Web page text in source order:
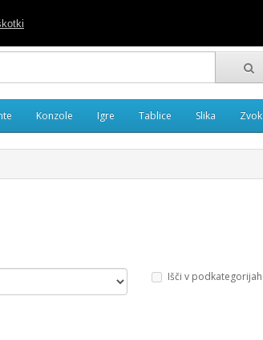
Konzole Igre Tablice Slika Zvok
Išči v podkategorijah